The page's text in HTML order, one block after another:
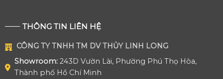
THÔNG TIN LIÊN HỆ
CÔNG TY TNHH TM DV THỦY LINH LONG
Showroom: 243D Vườn Lài, Phường Phú Thọ Hòa,
Thành phố Hồ Chí Minh